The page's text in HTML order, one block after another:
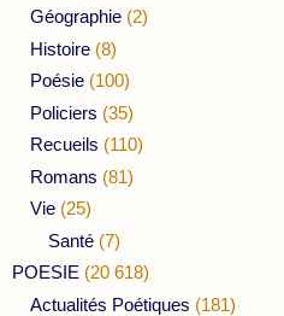
Géographie (2)
Histoire (8)
Poésie (100)
Policiers (35)
Recueils (110)
Romans (81)
Vie (25)
Santé (7)
POESIE (20 618)
Actualités Poétiques (181)